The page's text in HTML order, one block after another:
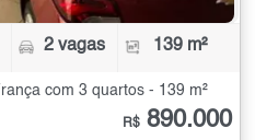
2 vagas 139 m²
com 3 quartos - 139 m²
R$ 890.000